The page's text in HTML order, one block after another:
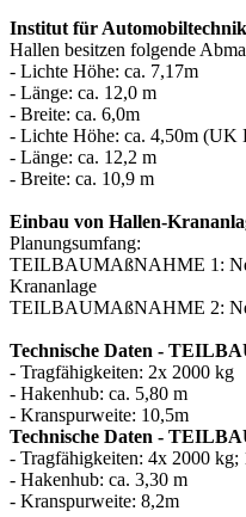
Institut für
Hallen besitzen folgende
- Lichte Höhe: ca. 7,17m
- Länge: ca. 12,0 m
- Breite: ca. 6,0m
- Lichte Höhe: ca. 4,50m (UK
- Länge: ca. 12,2 m
- Breite: ca. 10,9 m
Einbau von Hallen-
Planungsumfang:
TEILBAUMAßNAHME 1:
Krananlage
TEILBAUMAßNAHME 2:
Technische Daten -
- Tragfähigkeiten: 2x 2000 kg
- Hakenhub: ca. 5,80 m
- Kranspurweite: 10,5m
Technische Daten -
- Tragfähigkeiten: 4x 2000 kg;
- Hakenhub: ca. 3,30 m
- Kranspurweite: 8,2m